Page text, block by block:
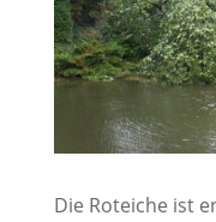
Die Roteiche ist